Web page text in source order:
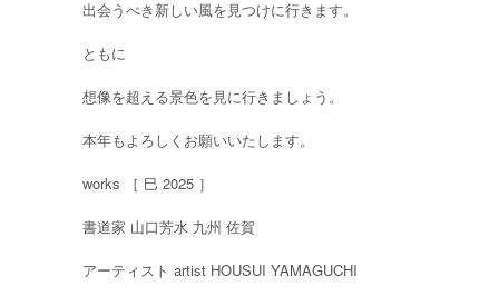
出会うべき新しい風を見つけに行きます。
ともに
想像を超える景色を見に行きましょう。
本年もよろしくお願いいたします。
works ［ 巳 2025 ］
書道家 山口芳水 九州 佐賀
アーティスト artist HOUSUI YAMAGUCHI